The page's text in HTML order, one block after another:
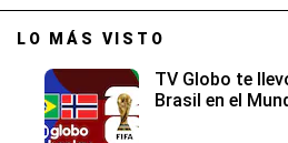
LO MÁS VISTO
TV Globo te
Brasil en el